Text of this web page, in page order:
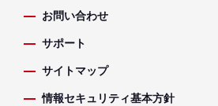
お問い合わせ
サポート
サイトマップ
情報セキュリティ基本方針